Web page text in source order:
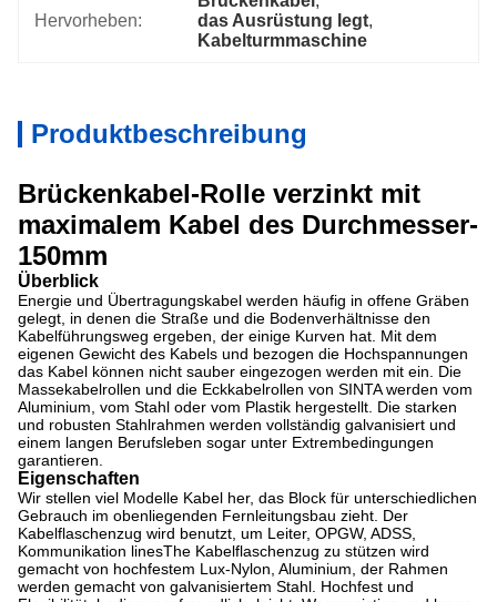
Hervorheben:
das Ausrüstung legt,
Kabelturmmaschine
Produktbeschreibung
Brückenkabel-Rolle verzinkt mit
maximalem Kabel des Durchmesser-
150mm
Überblick
Energie und Übertragungskabel werden häufig in offene Gräben
gelegt, in denen die Straße und die Bodenverhältnisse den
Kabelführungsweg ergeben, der einige Kurven hat. Mit dem
eigenen Gewicht des Kabels und bezogen die Hochspannungen
das Kabel können nicht sauber eingezogen werden mit ein. Die
Massekabelrollen und die Eckkabelrollen von SINTA werden vom
Aluminium, vom Stahl oder vom Plastik hergestellt. Die starken
und robusten Stahlrahmen werden vollständig galvanisiert und
einem langen Berufsleben sogar unter Extrembedingungen
garantieren.
Eigenschaften
Wir stellen viel Modelle Kabel her, das Block für unterschiedlichen
Gebrauch im obenliegenden Fernleitungsbau zieht. Der
Kabelflaschenzug wird benutzt, um Leiter, OPGW, ADSS,
Kommunikation linesThe Kabelflaschenzug zu stützen wird
gemacht von hochfestem Lux-Nylon, Aluminium, der Rahmen
werden gemacht von galvanisiertem Stahl. Hochfest und